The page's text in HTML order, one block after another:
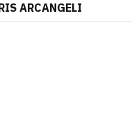
ARCANGELI